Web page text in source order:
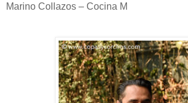
Marino Collazos – Cocina M